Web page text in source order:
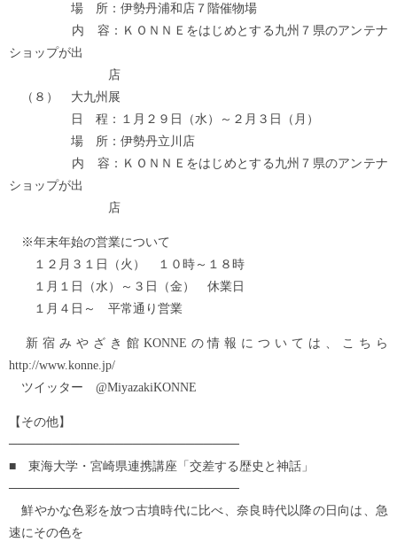
場 所：伊勢丹浦和店７階催物場
内 容：ＫＯＮＮＥをはじめとする九州７県のアンテナ
ショップが出
店
（８） 大九州展
日 程：１月２９日（水）～２月３日（月）
場 所：伊勢丹立川店
内 容：ＫＯＮＮＥをはじめとする九州７県のアンテナ
ショップが出
店
※年末年始の営業について
１２月３１日（火） １０時～１８時
１月１日（水）～３日（金） 休業日
１月４日～ 平常通り営業
新宿みやざき館KONNEの情報については、こちら
http://www.konne.jp/
ツイッター @MiyazakiKONNE
【その他】
──────────────────────────
■ 東海大学・宮崎県連携講座「交差する歴史と神話」
──────────────────────────
鮮やかな色彩を放つ古墳時代に比べ、奈良時代以降の日向は、急
速にその色を